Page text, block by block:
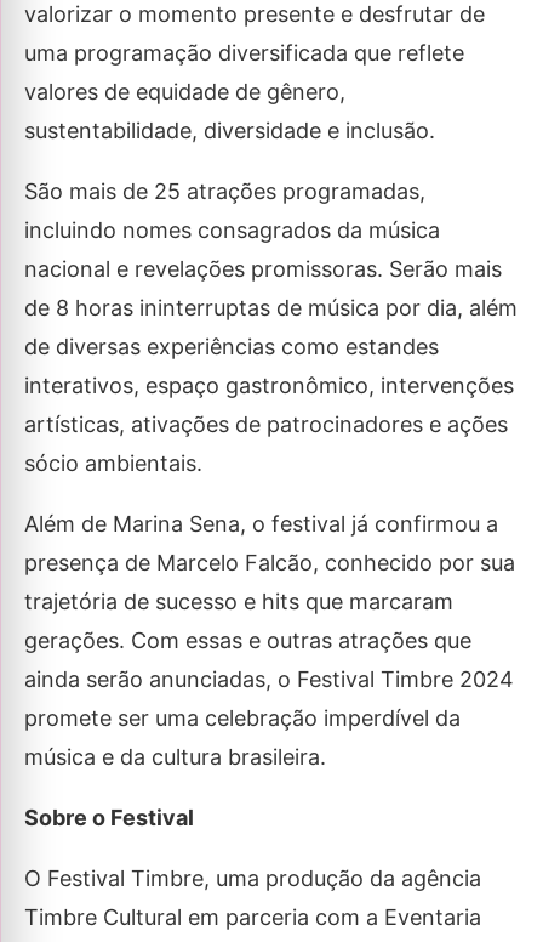
valorizar o momento presente e desfrutar de
uma programação diversificada que reflete
valores de equidade de gênero,
sustentabilidade, diversidade e inclusão.
São mais de 25 atrações programadas,
incluindo nomes consagrados da música
nacional e revelações promissoras. Serão mais
de 8 horas ininterruptas de música por dia, além
de diversas experiências como estandes
interativos, espaço gastronômico, intervenções
artísticas, ativações de patrocinadores e ações
sócio ambientais.
Além de Marina Sena, o festival já confirmou a
presença de Marcelo Falcão, conhecido por sua
trajetória de sucesso e hits que marcaram
gerações. Com essas e outras atrações que
ainda serão anunciadas, o Festival Timbre 2024
promete ser uma celebração imperdível da
música e da cultura brasileira.
Sobre o Festival
O Festival Timbre, uma produção da agência
Timbre Cultural em parceria com a Eventaria